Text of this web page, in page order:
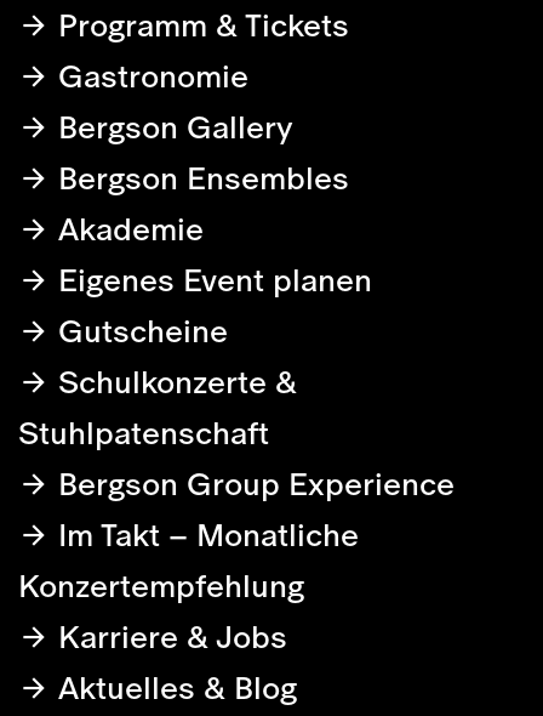
Programm & Tickets
Gastronomie
Bergson Gallery
Bergson Ensembles
Akademie
Eigenes Event planen
Gutscheine
Schulkonzerte &
Stuhlpatenschaft
Bergson Group Experience
Im Takt – Monatliche
Konzertempfehlung
Karriere & Jobs
Aktuelles & Blog